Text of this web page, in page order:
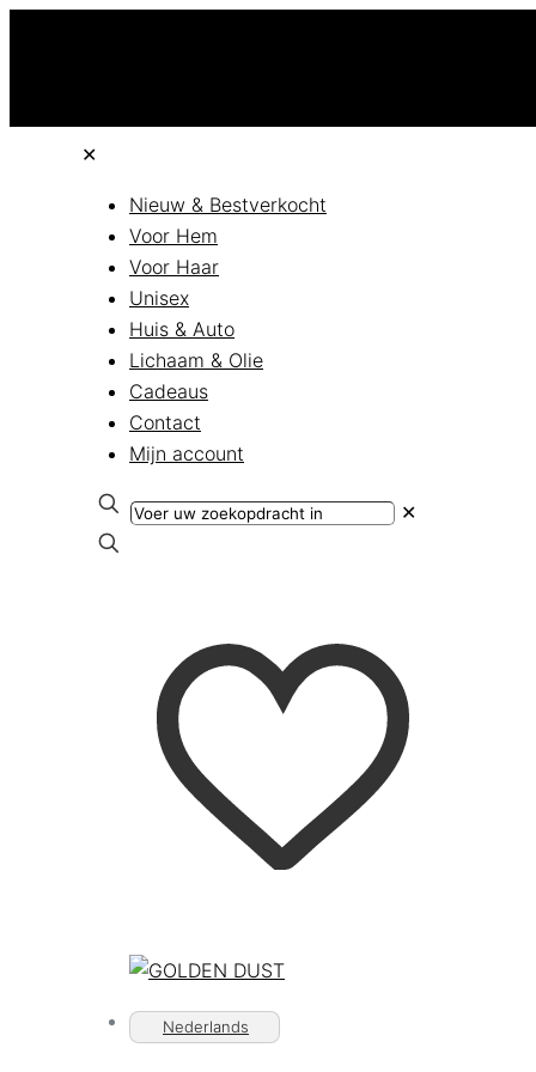
✕
Nieuw & Bestverkocht
Voor Hem
Voor Haar
Unisex
Huis & Auto
Lichaam & Olie
Cadeaus
Contact
Mijn account
✕
Nederlands